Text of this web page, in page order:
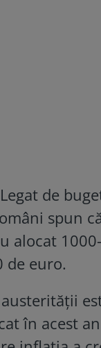
de
spun
alocat
de euro.
în acest